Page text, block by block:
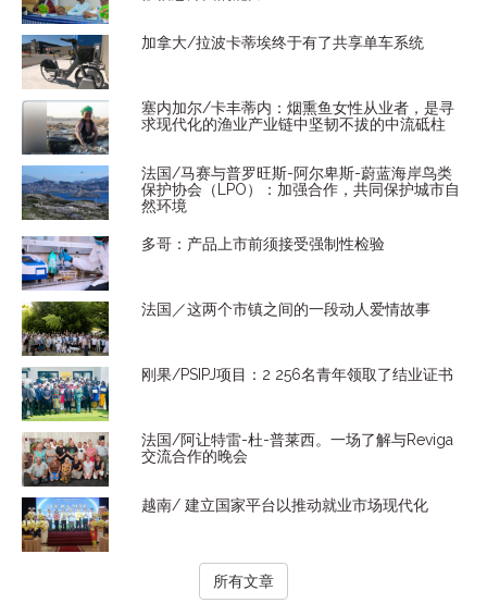
加拿大/拉波卡蒂埃终于有了共享单车系统
塞内加尔/卡丰蒂内：烟熏鱼女性从业者，是寻
求现代化的渔业产业链中坚韧不拔的中流砥柱
法国/马赛与普罗旺斯-阿尔卑斯-蔚蓝海岸鸟类
保护协会（LPO）：加强合作，共同保护城市自
然环境
多哥：产品上市前须接受强制性检验
法国／这两个市镇之间的一段动人爱情故事
刚果/PSIPJ项目：2 256名青年领取了结业证书
法国/阿让特雷-杜-普莱西。一场了解与Reviga
交流合作的晚会
越南/ 建立国家平台以推动就业市场现代化
所有文章